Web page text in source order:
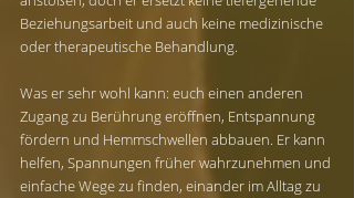
Beziehungsarbeit und auch keine medizinische
oder therapeutische Behandlung.
Was er sehr wohl kann: euch einen anderen
Zugang zu Berührung eröffnen, Entspannung
fördern und Hemmschwellen abbauen. Er kann
helfen, Spannungen früher wahrzunehmen und
einfache Wege zu finden, einander im Alltag zu